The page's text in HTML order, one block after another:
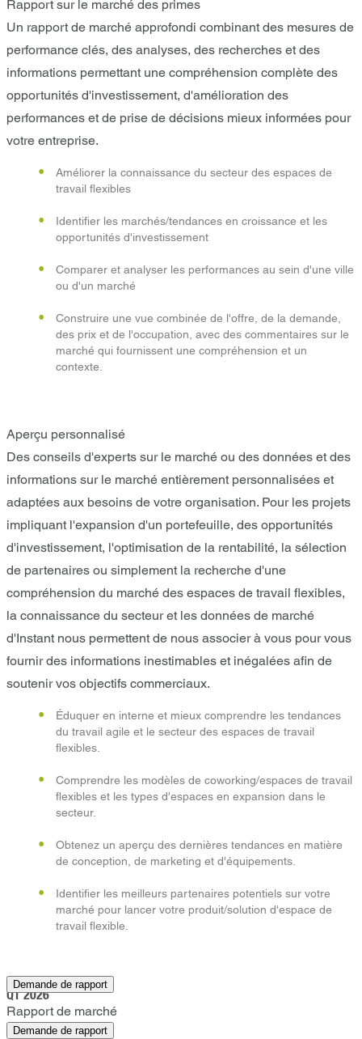
Rapport sur le marché des primes
Un rapport de marché approfondi combinant des mesures de
performance clés, des analyses, des recherches et des
informations permettant une compréhension complète des
opportunités d'investissement, d'amélioration des
performances et de prise de décisions mieux informées pour
votre entreprise.
Améliorer la connaissance du secteur des espaces de
travail flexibles
Identifier les marchés/tendances en croissance et les
opportunités d'investissement
Comparer et analyser les performances au sein d'une ville
ou d'un marché
Construire une vue combinée de l'offre, de la demande,
des prix et de l'occupation, avec des commentaires sur le
marché qui fournissent une compréhension et un
contexte.
Aperçu personnalisé
Des conseils d'experts sur le marché ou des données et des
informations sur le marché entièrement personnalisées et
adaptées aux besoins de votre organisation. Pour les projets
impliquant l'expansion d'un portefeuille, des opportunités
d'investissement, l'optimisation de la rentabilité, la sélection
de partenaires ou simplement la recherche d'une
compréhension du marché des espaces de travail flexibles,
la connaissance du secteur et les données de marché
d'Instant nous permettent de nous associer à vous pour vous
fournir des informations inestimables et inégalées afin de
soutenir vos objectifs commerciaux.
Éduquer en interne et mieux comprendre les tendances
du travail agile et le secteur des espaces de travail
flexibles.
Comprendre les modèles de coworking/espaces de travail
flexibles et les types d'espaces en expansion dans le
secteur.
Obtenez un aperçu des dernières tendances en matière
de conception, de marketing et d'équipements.
Identifier les meilleurs partenaires potentiels sur votre
marché pour lancer votre produit/solution d'espace de
travail flexible.
Demande de rapport
Shanghai
Q1 2026
Rapport de marché
Demande de rapport